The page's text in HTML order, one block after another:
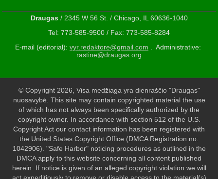
Draugas/ 2345 W 56 St. / Chicago, IL 60636-1040
Tel: 773-585-9500 / Fax: 773-585-8284
E-mail (editorial): vyr.redaktore@gmail.com . Administrative:
rastine@draugas.org
© Copyright 2026, Visa medžiaga yra dienraščio "Draugas"
nuosavybė. This site may contain copyrighted material the use
of which has not always been specifically authorized by the
copyright owner. In accordance with section 512 of the U.S.
Copyright Act our contact information has been registered with
the United States Copyright Office (DMCA Registration no:
1042906). "Safe Harbor" noticing procedures as outlined in the
DMCA apply to this website concerning all content published
herein. If notice is given of an alleged copyright violation we will
act expeditiously to remove or disable access to the material(s)